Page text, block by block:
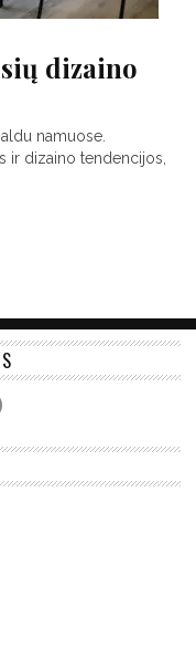
dizaino
namuose.
ir dizaino tendencijos,